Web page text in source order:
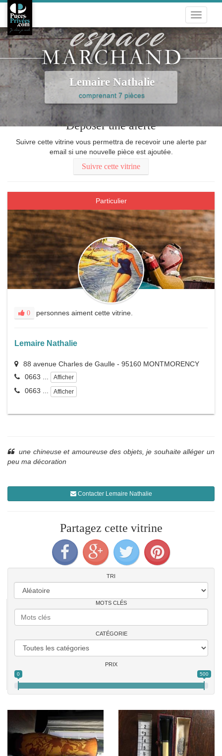
Toggle
Lemaire Nathalie
comprenant 7 pièces
Déposer une alerte
Suivre cette vitrine vous permettra de recevoir une alerte par
email si une nouvelle pièce est ajoutée.
Suivre cette vitrine
Particulier
0 personnes aiment cette vitrine.
Lemaire Nathalie
88 avenue Charles de Gaulle - 95160 MONTMORENCY
0663 ...
Afficher
0663 ... Afficher
une chineuse et amoureuse des objets, je souhaite alléger un
peu ma décoration
Contacter Lemaire Nathalie
Partagez cette vitrine
TRI
MOTS CLÉS
CATÉGORIE
PRIX
0 500